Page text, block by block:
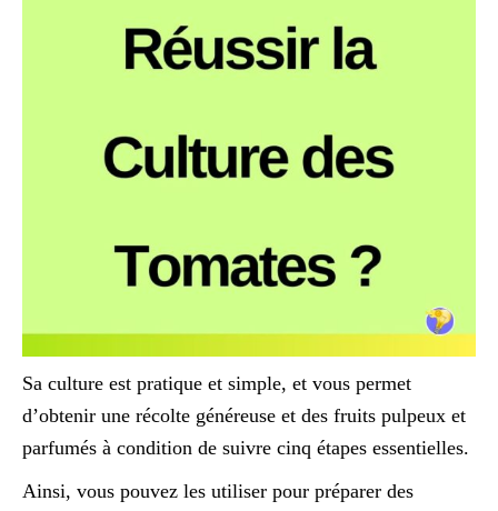
Sa culture est pratique et simple, et vous permet
d’obtenir une récolte généreuse et des fruits pulpeux et
parfumés à condition de suivre cinq étapes essentielles.
Ainsi, vous pouvez les utiliser pour préparer des